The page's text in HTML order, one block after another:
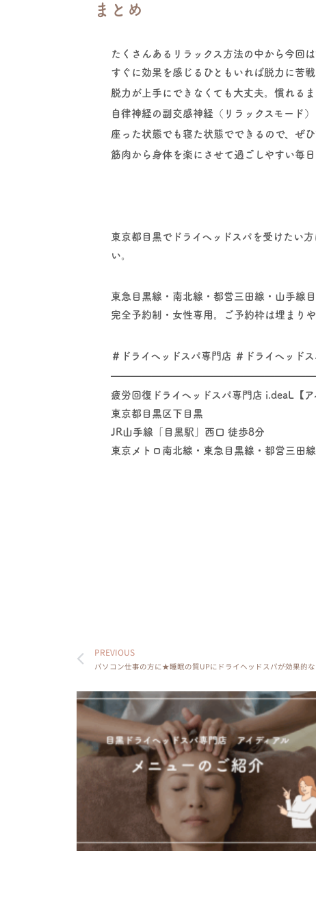
まとめ
たくさんあるリラックス方法の中から今回
すぐに効果を感じるひともいれば脱力に苦戦
脱力が上手にできなくても大丈夫。慣れる
自律神経の副交感神経（リラックスモード
座った状態でも寝た状態でできるので、ぜ
筋肉から身体を楽にさせて過ごしやすい毎日
東京都目黒でドライヘッドスパを受けたい
い。
東急目黒線・南北線・都営三田線・山手線
完全予約制・女性専用。ご予約枠は埋まり
＃ドライヘッドスパ専門店 ＃ドライヘッド
疲労回復ドライヘッドスパ専門店 i.deaL【ア
東京都目黒区下目黒
JR山手線「目黒駅」西口 徒歩8分
東京メトロ南北線・東急目黒線・都営三田線
PREVIOUS
パソコン仕事の方に★睡眠の質UPにドライヘッドスパが効果的